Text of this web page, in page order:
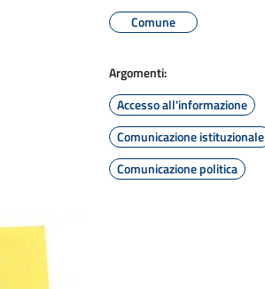
Comune
Argomenti:
Accesso all'informazione
Comunicazione istituzionale
Comunicazione politica